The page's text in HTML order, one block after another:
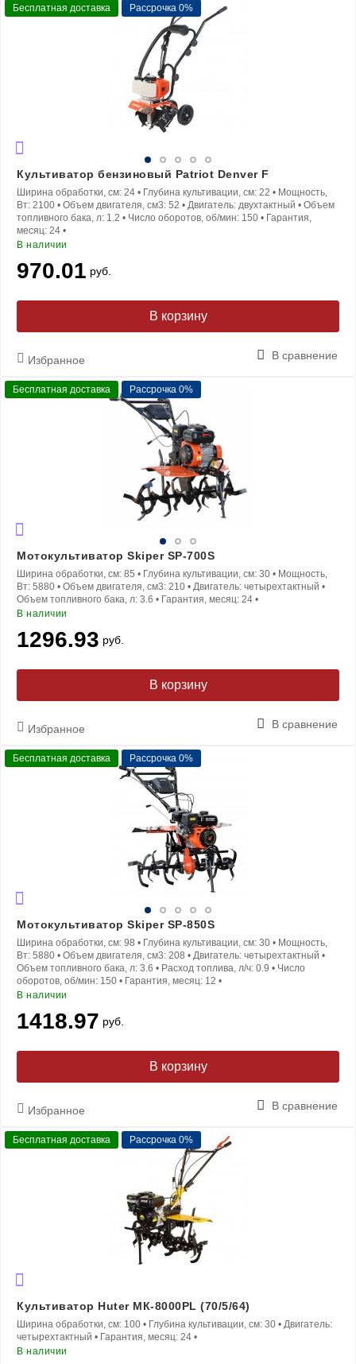
Бесплатная доставка Рассрочка 0%
Культиватор бензиновый Patriot Denver F
Ширина обработки, см: 24 • Глубина культивации, см: 22 • Мощность,
Вт: 2100 • Объем двигателя, см3: 52 • Двигатель: двухтактный • Объем
топливного бака, л: 1.2 • Число оборотов, об/мин: 150 • Гарантия,
месяц: 24 •
В наличии
970.01 руб.
В корзину
Избранное В сравнение
Бесплатная доставка Рассрочка 0%
Мотокультиватор Skiper SP-700S
Ширина обработки, см: 85 • Глубина культивации, см: 30 • Мощность,
Вт: 5880 • Объем двигателя, см3: 210 • Двигатель: четырехтактный •
Объем топливного бака, л: 3.6 • Гарантия, месяц: 24 •
В наличии
1296.93 руб.
В корзину
Избранное В сравнение
Бесплатная доставка Рассрочка 0%
Мотокультиватор Skiper SP-850S
Ширина обработки, см: 98 • Глубина культивации, см: 30 • Мощность,
Вт: 5880 • Объем двигателя, см3: 208 • Двигатель: четырехтактный •
Объем топливного бака, л: 3.6 • Расход топлива, л/ч: 0.9 • Число
оборотов, об/мин: 150 • Гарантия, месяц: 12 •
В наличии
1418.97 руб.
В корзину
Избранное В сравнение
Бесплатная доставка Рассрочка 0%
Культиватор Huter МК-8000РL (70/5/64)
Ширина обработки, см: 100 • Глубина культивации, см: 30 • Двигатель:
четырехтактный • Гарантия, месяц: 24 •
В наличии